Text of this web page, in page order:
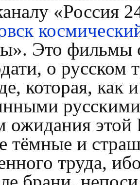
«Россия
Это фильмы
о русском
которая, как
ожидания
тёмные и
труда,